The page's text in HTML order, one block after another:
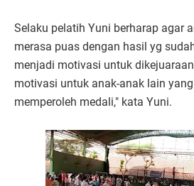
Selaku pelatih Yuni berharap agar
merasa puas dengan hasil yg
menjadi motivasi untuk
motivasi untuk anak-anak lain
memperoleh medali," kata Yuni.